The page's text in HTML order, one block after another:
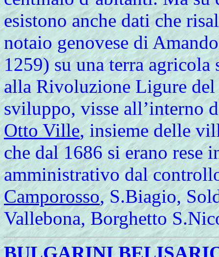
esistono anche dati che
notaio genovese di
1259) su una terra
alla Rivoluzione Ligure del
sviluppo, visse all’interno
Otto Ville, insieme delle
che dal 1686 si erano rese
amministrativo dal
Camporosso, S.Biagio,
Vallebona, Borghetto
BULGARINI